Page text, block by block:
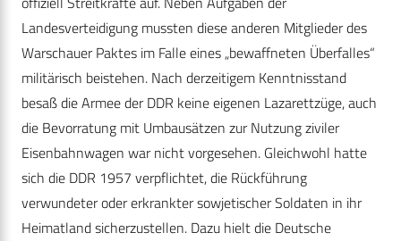
Landesverteidigung mussten diese anderen Mitglieder des
Warschauer Paktes im Falle eines „bewaffneten Überfalles“
militärisch beistehen. Nach derzeitigem Kenntnisstand
besaß die Armee der DDR keine eigenen Lazarettzüge, auch
die Bevorratung mit Umbausätzen zur Nutzung ziviler
Eisenbahnwagen war nicht vorgesehen. Gleichwohl hatte
sich die DDR 1957 verpflichtet, die Rückführung
verwundeter oder erkrankter sowjetischer Soldaten in ihr
Heimatland sicherzustellen. Dazu hielt die Deutsche